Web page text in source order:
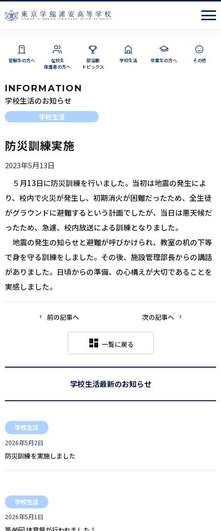
INFORMATION
学校生活のお知らせ
防災訓練実施
学校生活
2023年5月13日
５月13日に防災訓練を行いました。当初は地震の発生によ
り、校内で火災が発生し、初期消火が困難だったため、全生徒
がグラウンドに避難するという計画でしたが、当日は悪天候だ
ったため、急遽、校内放送による訓練となりました。
地震の発生の知らせと避難が呼びかけられ、教室の机の下等
で身を守る訓練をしました。その後、施設管理部長からの講話
がありました。日頃からの準備、の心構えが大切であることを
実感しました。
前の記事へ
dashboard 一覧に戻る
次の記事へ
学校生活最新のお知らせ
学校生活
2026年5月2日
防災訓練を実施しました
学校生活
2026年5月1日
受験生の方へ
在校生
保護者の方へ
部活動
トピックス
学校生活 卒業生の方へ その他